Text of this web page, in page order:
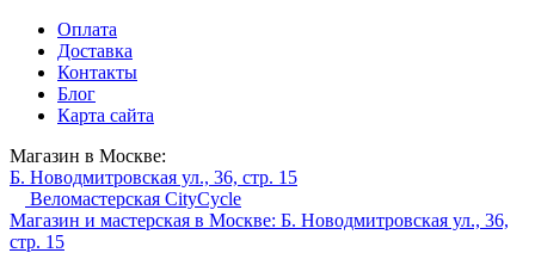
Оплата
Доставка
Контакты
Блог
Карта сайта
Магазин в Москве:
Б. Новодмитровская ул., 36, стр. 15
Веломастерская CityCycle
Магазин и мастерская в Москве: Б. Новодмитровская ул., 36,
стр. 15